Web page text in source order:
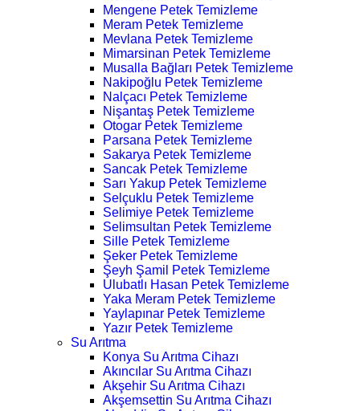
Mengene Petek Temizleme
Meram Petek Temizleme
Mevlana Petek Temizleme
Mimarsinan Petek Temizleme
Musalla Bağları Petek Temizleme
Nakipoğlu Petek Temizleme
Nalçacı Petek Temizleme
Nişantaş Petek Temizleme
Otogar Petek Temizleme
Parsana Petek Temizleme
Sakarya Petek Temizleme
Sancak Petek Temizleme
Sarı Yakup Petek Temizleme
Selçuklu Petek Temizleme
Selimiye Petek Temizleme
Selimsultan Petek Temizleme
Sille Petek Temizleme
Şeker Petek Temizleme
Şeyh Şamil Petek Temizleme
Ulubatlı Hasan Petek Temizleme
Yaka Meram Petek Temizleme
Yaylapınar Petek Temizleme
Yazır Petek Temizleme
Su Arıtma
Konya Su Arıtma Cihazı
Akıncılar Su Arıtma Cihazı
Akşehir Su Arıtma Cihazı
Akşemsettin Su Arıtma Cihazı